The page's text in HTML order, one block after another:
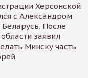
Херсонской
с Александром
После
заявил
Минску часть